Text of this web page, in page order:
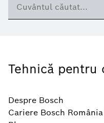
Tehnică pentru
Despre Bosch
Cariere Bosch România